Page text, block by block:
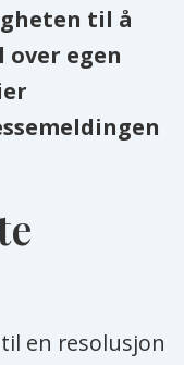
til å
egen
en resolusjon